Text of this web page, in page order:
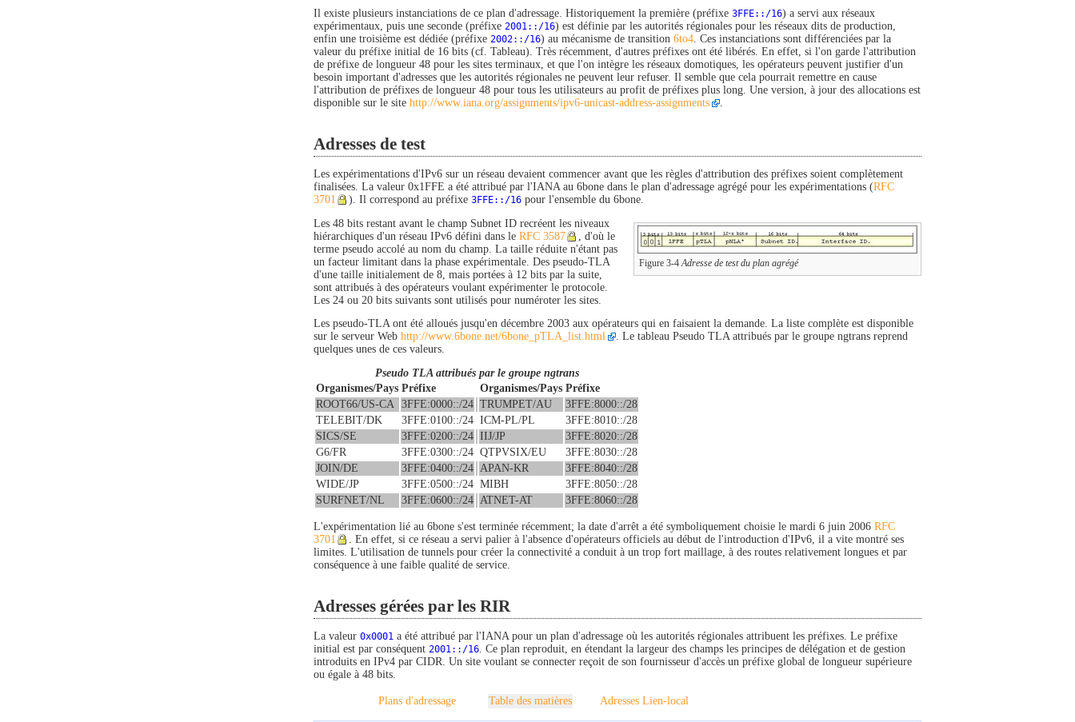
Il existe plusieurs instanciations de ce plan d'adressage. Historiquement la première (préfixe 3FFE::/16) a servi aux réseaux
expérimentaux, puis une seconde (préfixe 2001::/16) est définie par les autorités régionales pour les réseaux dits de production,
enfin une troisième est dédiée (préfixe 2002::/16) au mécanisme de transition 6to4. Ces instanciations sont différenciées par la
valeur du préfixe initial de 16 bits (cf. Tableau). Très récemment, d'autres préfixes ont été libérés. En effet, si l'on garde l'attribution
de préfixe de longueur 48 pour les sites terminaux, et que l'on intègre les réseaux domotiques, les opérateurs peuvent justifier d'un
besoin important d'adresses que les autorités régionales ne peuvent leur refuser. Il semble que cela pourrait remettre en cause
l'attribution de préfixes de longueur 48 pour tous les utilisateurs au profit de préfixes plus long. Une version, à jour des allocations est
disponible sur le site http://www.iana.org/assignments/ipv6-unicast-address-assignments .
Adresses de test
Les expérimentations d'IPv6 sur un réseau devaient commencer avant que les règles d'attribution des préfixes soient complètement
finalisées. La valeur 0x1FFE a été attribué par l'IANA au 6bone dans le plan d'adressage agrégé pour les expérimentations (RFC
3701
). Il correspond au préfixe 3FFE::/16 pour l'ensemble du 6bone.
Figure 3-4Adresse de test du plan agrégé
Les 48 bits restant avant le champ Subnet ID recréent les niveaux
hiérarchiques d'un réseau IPv6 défini dans le RFC 3587
, d'où le
terme pseudo accolé au nom du champ. La taille réduite n'étant pas
un facteur limitant dans la phase expérimentale. Des pseudo-TLA
d'une taille initialement de 8, mais portées à 12 bits par la suite,
sont attribués à des opérateurs voulant expérimenter le protocole.
Les 24 ou 20 bits suivants sont utilisés pour numéroter les sites.
Les pseudo-TLA ont été alloués jusqu'en décembre 2003 aux opérateurs qui en faisaient la demande. La liste complète est disponible
sur le serveur Web http://www.6bone.net/6bone_pTLA_list.html
. Le tableau Pseudo TLA attribués par le groupe ngtrans reprend
quelques unes de ces valeurs.
Pseudo TLA attribués par le groupe ngtrans
Organismes/Pays Préfixe Organismes/Pays Préfixe
ROOT66/US-CA 3FFE:0000::/24 TRUMPET/AU
3FFE:8000::/28
TELEBIT/DK
3FFE:0100::/24 ICM-PL/PL
3FFE:8010::/28
SICS/SE
3FFE:0200::/24 IIJ/JP
3FFE:8020::/28
G6/FR
3FFE:0300::/24 QTPVSIX/EU
3FFE:8030::/28
JOIN/DE
3FFE:0400::/24 APAN-KR
3FFE:8040::/28
WIDE/JP
3FFE:0500::/24 MIBH
3FFE:8050::/28
SURFNET/NL
3FFE:0600::/24 ATNET-AT 3FFE:8060::/28
L'expérimentation lié au 6bone s'est terminée récemment; la date d'arrêt a été symboliquement choisie le mardi 6 juin 2006 RFC
3701
. En effet, si ce réseau a servi palier à l'absence d'opérateurs officiels au début de l'introduction d'IPv6, il a vite montré ses
limites. L'utilisation de tunnels pour créer la connectivité a conduit à un trop fort maillage, à des routes relativement longues et par
conséquence à une faible qualité de service.
Adresses gérées par les RIR
La valeur 0x0001 a été attribué par l'IANA pour un plan d'adressage où les autorités régionales attribuent les préfixes. Le préfixe
initial est par conséquent 2001::/16 . Ce plan reproduit, en étendant la largeur des champs les principes de délégation et de gestion
introduits en IPv4 par CIDR. Un site voulant se connecter reçoit de son fournisseur d'accès un préfixe global de longueur supérieure
ou égale à 48 bits.
Plans d'adressage Table des matières Adresses Lien-local